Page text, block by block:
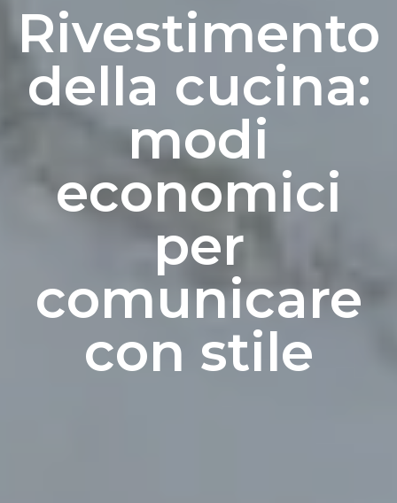
Rivestimento
della cucina:
modi
economici
per
comunicare
con stile